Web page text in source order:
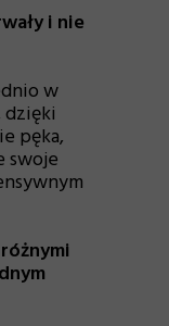
i nie
w
dzięki
pęka,
swoje